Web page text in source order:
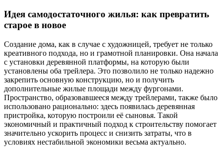
Идея самодостаточного жилья: как превратить
старое в новое
Создание дома, как в случае с художницей, требует не только
креативного подхода, но и грамотной планировки. Она начала
с установки деревянной платформы, на которую были
установлены оба трейлера. Это позволило не только надежно
закрепить основную конструкцию, но и получить
дополнительные жилые площади между фургонами.
Пространство, образовавшееся между трейлерами, также было
использовано рационально: здесь появилась деревянная
пристройка, которую построили её сыновья. Такой
экономичный и практичный подход к строительству помогает
значительно ускорить процесс и снизить затраты, что в
условиях нестабильной экономики весьма актуально.